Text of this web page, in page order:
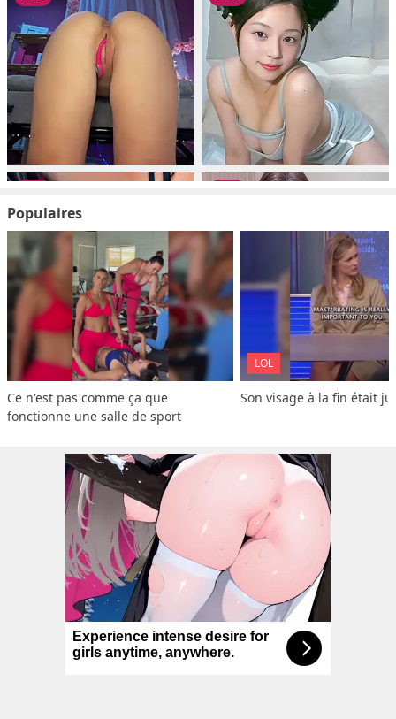
Populaires
Ce n'est pas comme ça que
fonctionne une salle de sport
LOL
Son visage à la fin était